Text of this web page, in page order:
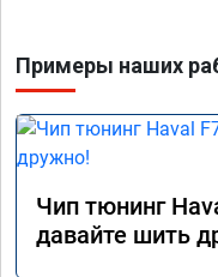
Примеры наших
Чип тюнинг
давайте шить